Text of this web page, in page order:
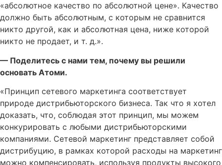
«абсолютное качество по абсолютной цене». Качество
должно быть абсолютным, с которым не сравнится
никто другой, как и абсолютная цена, ниже которой
никто не продает, и т. д.».
— Поделитесь с нами тем, почему вы решили
основать Атоми.
«Принцип сетевого маркетинга соответствует
природе дистрибьюторского бизнеса. Так что я хотел
доказать, что, соблюдая этот принцип, мы можем
конкурировать с любыми дистрибьюторскими
компаниями. Сетевой маркетинг представляет собой
дистрибуцию, в рамках которой расходы на маркетинг
можно компенсировать, используя продукты высокого